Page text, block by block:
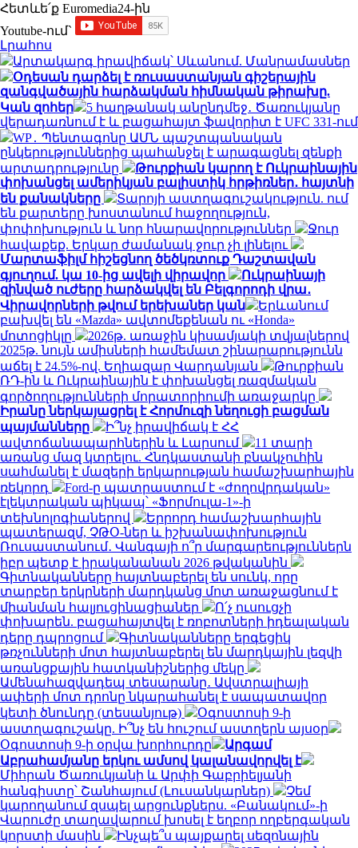
Հետևե՛ք Euromedia24-ին
Youtube-ում`
Լրահոս
Արտակարգ իրավիճակ՝ Սևանում. Մանրամասներ
Օդեսան դարձել է ռուսաստանյան գիշերային
զանգվածային հարձակման հիմնական թիրախը.
Կան զոհեր
5 հաղթանակ անընդմեջ․ Ծառուկյանը
վերադառնում է և բացահայտ ֆավորիտ է UFC 331-ում
WP․ Պենտագոնը ԱՄՆ պաշտպանական
ընկերություններից պահանջել է արագացնել զենքի
արտադրությունը
Թուրքիան կարող է Ուկրաինային
փոխանցել ամերիկյան բալիստիկ հրթիռներ․ հայտնի
են քանակները
Տարոյի աստղագուշակություն. ում
են քարտերը խոստանում հաջողություն,
փոփոխություն և նոր հնարավորություններ
Ջուր
հավաքեք. Երկար ժամանակ ջուր չի լինելու
Մարտաֆիլմ հիշեցնող ծեծկռտուք Դաշտավան
գյուղում. կա 10-ից ավելի վիրավոր
Ուկրաինայի
զինված ուժերը հարձակվել են Բելգորոդի վրա․
Վիրավորների թվում երեխաներ կան
Երևանում
բախվել են «Mazda» ավտոմեքենան ու «Honda»
մոտոցիկլը
2026թ. առաջին կիսամյակի տվյալներով
2025թ. նույն ամիսների համեմատ շինարարությունն
աճել է 24.5%-ով. Եղիազար Վարդանյան
Թուրքիան
ՌԴ-ին և Ուկրաինային է փոխանցել ռազմական
գործողությունների մորատորիումի առաջարկը
Իրանը ներկայացրել է Հորմուզի նեղուցի բացման
պայմանները
Ի՞նչ իրավիճակ է ՀՀ
ավտոճանապարհներին և Լարսում
11 տարի
առանց մազ կտրելու. Հնդկաստանի բնակչուհին
սահմանել է մազերի երկարության համաշխարհային
ռեկորդ
Ford-ը պատրաստում է «ժողովրդական»
էլեկտրական պիկապ՝ «Ֆորմուլա-1»-ի
տեխնոլոգիաներով
Երրորդ համաշխարհային
պատերազմ, ՉԹՕ-ներ և իշխանափոխություն
Ռուսաստանում․ Վանգայի ո՞ր մարգարեություններն
իբր պետք է իրականանան 2026 թվականին
Գիտնականները հայտնաբերել են սունկ, որը
տարբեր երկրների մարդկանց մոտ առաջացնում է
միանման հալյուցինացիաներ
Ո՛չ ուսուցչի
փոխարեն. բացահայտվել է ռոբոտների իդեալական
դերը դպրոցում
Գիտնականները երգեցիկ
թռչունների մոտ հայտնաբերել են մարդկային լեզվի
առանցքային հատկանիշներից մեկը
Ամենահազվադեպ տեսարանը․ Ավստրալիայի
ափերի մոտ դրոնը նկարահանել է սապատավոր
կետի ծնունդը (տեսանյութ)
Օգոստոսի 9-ի
աստղագուշակը. Ի՞նչ են հուշում աստղերն այսօր
Օգոստոսի 9-ի օրվա խորհուրդը
Արգամ
Աբրահամյանը երկու ամսով կալանավորվել է
Միհրան Ծառուկյանի և Արփի Գաբրիելյանի
հանգիստը՝ Շանհայում (Լուսանկարներ)
Չեմ
կարողանում զսպել արցունքներս. «Բանակում»-ի
Վարուժը տաղավարում խոսել է եղբոր ողբերգական
կորստի մասին
Ինչպե՞ս պայքարել սեզոնային